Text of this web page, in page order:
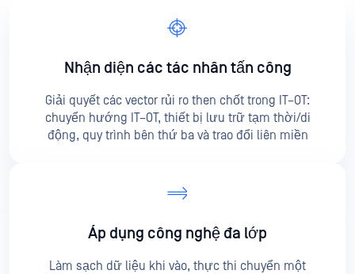
Nhận diện các tác nhân tấn công
Giải quyết các vector rủi ro then chốt trong IT–OT:
chuyển hướng IT–OT, thiết bị lưu trữ tạm thời/di
động, quy trình bên thứ ba và trao đổi liên miền
Áp dụng công nghệ đa lớp
Làm sạch dữ liệu khi vào, thực thi chuyển một